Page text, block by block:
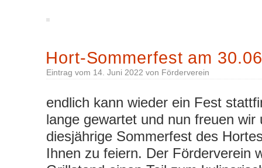
Hort-Sommerfest am
Eintrag vom 14. Juni 2022 von Förderverein
endlich kann wieder ein Fest
lange gewartet und nun freuen wir
diesjährige Sommerfest des
Ihnen zu feiern. Der Förderverein